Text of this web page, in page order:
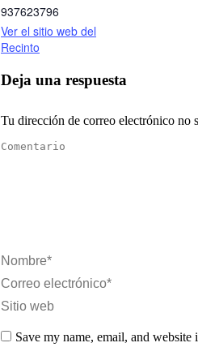
937623796
Ver el sitio web del
Recinto
Deja una respuesta
Tu dirección de correo electrónico no
Comentario
Nombre *
Correo electrónico *
Sitio web
Save my name, email, and